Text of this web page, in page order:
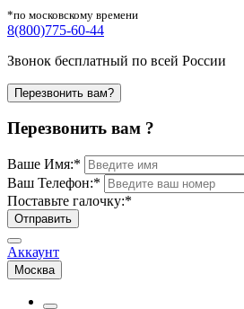
*по московскому времени
8(800)775-60-44
Звонок бесплатный по всей России
Перезвонить вам?
Перезвонить вам ?
Ваше Имя:*
Ваш Телефон:*
Поставьте галочку:*
Отправить
Аккаунт
Москва